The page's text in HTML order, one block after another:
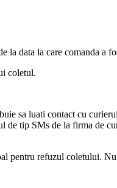
la data la care comanda a
coletul.
sa luati contact cu
tip SMs de la firma de
pentru refuzul coletului.